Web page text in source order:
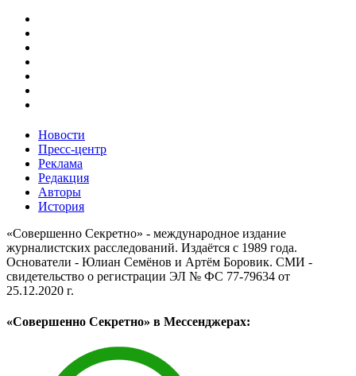
Новости
Пресс-центр
Реклама
Редакция
Авторы
История
«Совершенно Секретно» - международное издание
журналистских расследований. Издаётся с 1989 года.
Основатели - Юлиан Семёнов и Артём Боровик. CМИ -
свидетельство о регистрации ЭЛ № ФС 77-79634 от
25.12.2020 г.
«Совершенно Секретно» в Мессенджерах: